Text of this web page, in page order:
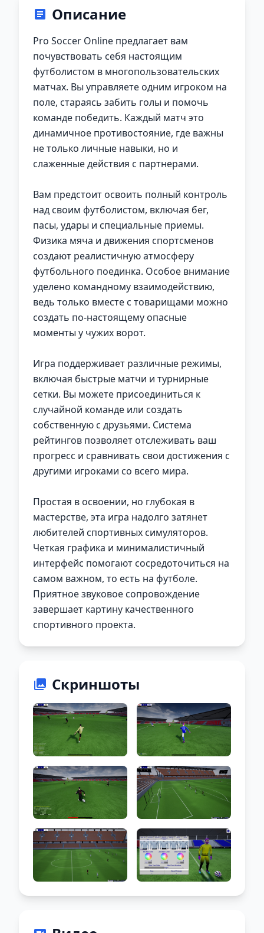
Описание
Pro Soccer Online предлагает вам
почувствовать себя настоящим
футболистом в многопользовательских
матчах. Вы управляете одним игроком на
поле, стараясь забить голы и помочь
команде победить. Каждый матч это
динамичное противостояние, где важны
не только личные навыки, но и
слаженные действия с партнерами.
Вам предстоит освоить полный контроль
над своим футболистом, включая бег,
пасы, удары и специальные приемы.
Физика мяча и движения спортсменов
создают реалистичную атмосферу
футбольного поединка. Особое внимание
уделено командному взаимодействию,
ведь только вместе с товарищами можно
создать по-настоящему опасные
моменты у чужих ворот.
Игра поддерживает различные режимы,
включая быстрые матчи и турнирные
сетки. Вы можете присоединиться к
случайной команде или создать
собственную с друзьями. Система
рейтингов позволяет отслеживать ваш
прогресс и сравнивать свои достижения с
другими игроками со всего мира.
Простая в освоении, но глубокая в
мастерстве, эта игра надолго затянет
любителей спортивных симуляторов.
Четкая графика и минималистичный
интерфейс помогают сосредоточиться на
самом важном, то есть на футболе.
Приятное звуковое сопровождение
завершает картину качественного
спортивного проекта.
Скриншоты